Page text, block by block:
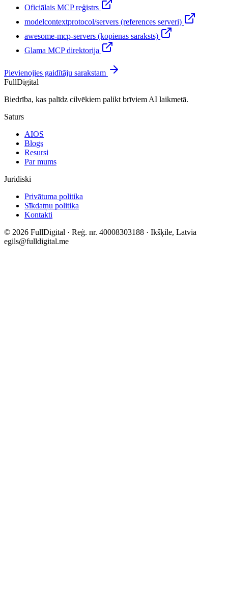
Oficiālais MCP reģistrs
modelcontextprotocol/servers (references serveri)
awesome-mcp-servers (kopienas saraksts)
Glama MCP direktorija
Pievienojies gaidītāju sarakstam
FullDigital
Biedrība, kas palīdz cilvēkiem palikt brīviem AI laikmetā.
Saturs
AIOS
Blogs
Resursi
Par mums
Juridiski
Privātuma politika
Sīkdatņu politika
Kontakti
© 2026 FullDigital · Reģ. nr. 40008303188 · Ikšķile, Latvia
egils@fulldigital.me